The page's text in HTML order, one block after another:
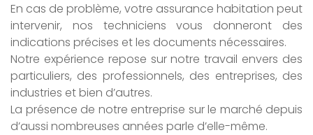
En cas de problème, votre assurance habitation peut
intervenir, nos techniciens vous donneront des
indications précises et les documents nécessaires.
Notre expérience repose sur notre travail envers des
particuliers, des professionnels, des entreprises, des
industries et bien d’autres.
La présence de notre entreprise sur le marché depuis
d’aussi nombreuses années parle d’elle-même.